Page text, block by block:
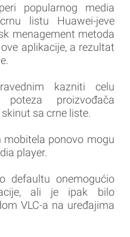
popularnog media
listu Huawei-jeve
menagement metoda
aplikacije, a rezultat
kazniti celu
proizvođača
sa crne liste.
mobitela ponovo mogu
player.
defaultu onemogućio
ali je ipak bilo
VLC-a na uređajima